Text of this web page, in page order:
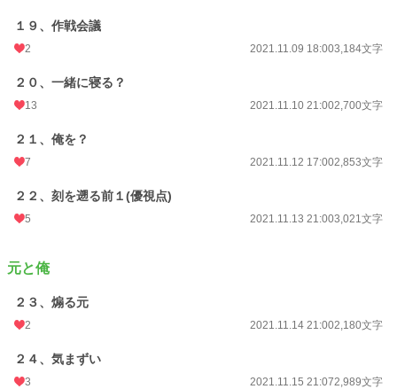
１９、作戦会議
2 2021.11.09 18:003,184文字
２０、一緒に寝る？
13 2021.11.10 21:002,700文字
２１、俺を？
7 2021.11.12 17:002,853文字
２２、刻を遡る前１(優視点)
5 2021.11.13 21:003,021文字
元と俺
２３、煽る元
2 2021.11.14 21:002,180文字
２４、気まずい
3 2021.11.15 21:072,989文字